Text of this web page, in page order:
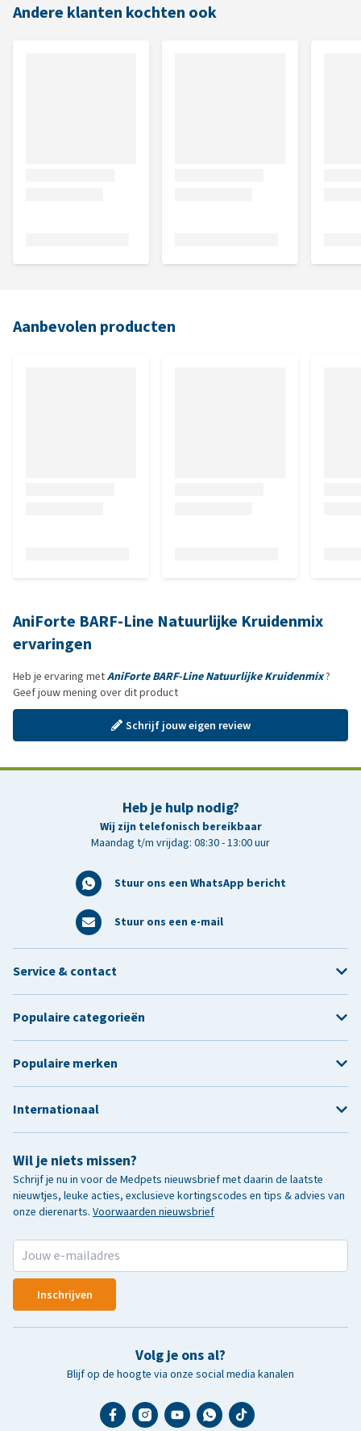
Andere klanten kochten ook
Aanbevolen producten
AniForte BARF-Line Natuurlijke Kruidenmix
ervaringen
Heb je ervaring metAniForte BARF-Line Natuurlijke Kruidenmix?
Geef jouw mening over dit product
Schrijf jouw eigen review
Heb je hulp nodig?
Wij zijn telefonisch bereikbaar
Maandag t/m vrijdag: 08:30 - 13:00 uur
Stuur ons een WhatsApp bericht
Stuur ons een e-mail
Wil je niets missen?
Schrijf je nu in voor de Medpets nieuwsbrief met daarin de laatste
nieuwtjes, leuke acties, exclusieve kortingscodes en tips & advies van
onze dierenarts. Voorwaarden nieuwsbrief
Inschrijven
Volg je ons al?
Blijf op de hoogte via onze social media kanalen
Service & contact
Populaire categorieën
Populaire merken
Internationaal